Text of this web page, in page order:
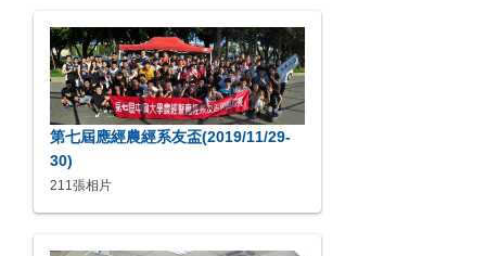
第七屆應經農經系友盃(2019/11/29-
30)
211張相片